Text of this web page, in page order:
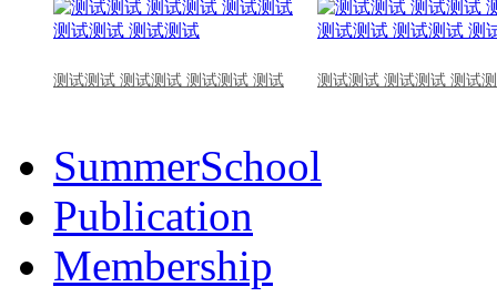
测试测试 测试测试 测试测试 测试 测试测试 测试测试 测试
SummerSchool
Publication
Membership